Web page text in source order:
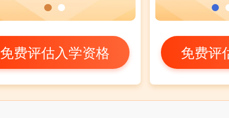
免费评估入学资格 免费评